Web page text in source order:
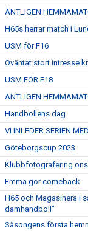
ÄNTLIGEN
H65s herrar match i
USM för F16
Oväntat stort intresse
USM FÖR F18
ÄNTLIGEN
Handbollens dag
VI INLEDER SERIEN
Göteborgscup 2023
Klubbfotografering
Emma gör comeback
H65 och Magasinera i
damhandboll”
Säsongens första